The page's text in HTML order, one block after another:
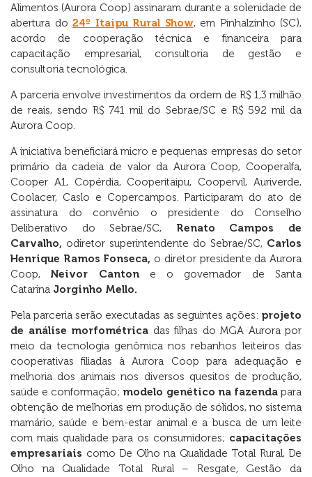
Alimentos (Aurora Coop) assinaram durante a solenidade de
abertura do 24º Itaipu Rural Show, em Pinhalzinho (SC),
acordo de cooperação técnica e financeira para
capacitação empresarial, consultoria de gestão e
consultoria tecnológica.
A parceria envolve investimentos da ordem de R$ 1,3 milhão
de reais, sendo R$ 741 mil do Sebrae/SC e R$ 592 mil da
Aurora Coop.
A iniciativa beneficiará micro e pequenas empresas do setor
primário da cadeia de valor da Aurora Coop, Cooperalfa,
Cooper A1, Copérdia, Cooperitaipu, Coopervil, Auriverde,
Coolacer, Caslo e Copercampos. Participaram do ato de
assinatura do convênio o presidente do Conselho
Deliberativo do Sebrae/SC, Renato Campos de
Carvalho, odiretor superintendente do Sebrae/SC, Carlos
Henrique Ramos Fonseca, o diretor presidente da Aurora
Coop,Neivor Canton e o governador de Santa
Catarina Jorginho Mello.
Pela parceria serão executadas as seguintes ações: projeto
de análise morfométrica das filhas do MGA Aurora por
meio da tecnologia genômica nos rebanhos leiteiros das
cooperativas filiadas à Aurora Coop para adequação e
melhoria dos animais nos diversos quesitos de produção,
saúde e conformação; modelo genético na fazendapara
obtenção de melhorias em produção de sólidos, no sistema
mamário, saúde e bem-estar animal e a busca de um leite
com mais qualidade para os consumidores; capacitações
empresariais como De Olho na Qualidade Total Rural, De
Olho na Qualidade Total Rural – Resgate, Gestão da